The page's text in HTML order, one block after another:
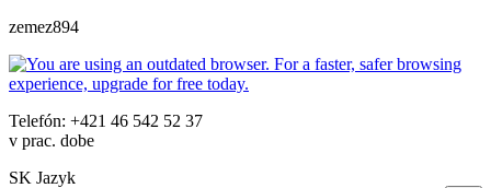
zemez894
Telefón: +421 46 542 52 37
v prac. dobe
SK Jazyk